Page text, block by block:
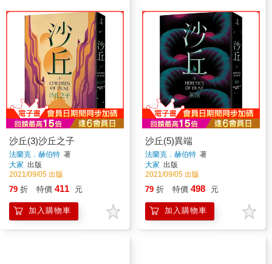
沙丘(3)沙丘之子
法蘭克．赫伯特 著
大家 出版
2021/09/05 出版
79 折 特價 411 元
加入購物車
沙丘(5)異端
法蘭克．赫伯特 著
大家 出版
2021/09/05 出版
79 折 特價 498 元
加入購物車